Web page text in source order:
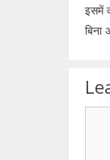
इसमें
बिना